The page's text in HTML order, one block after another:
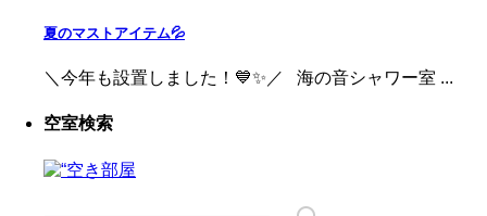
夏のマストアイテム💦
＼今年も設置しました！💙✨／ 海の音シャワー室 ...
空室検索